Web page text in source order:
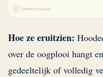
Hoe ze eruitzien:
over de oogplooi hangt
gedeeltelijk of volledig